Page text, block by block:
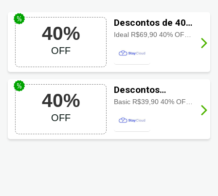
40%
OFF
Descontos de 40%
em StayCloud no
40%
OFF
Descontos
StayCloud com
Basic